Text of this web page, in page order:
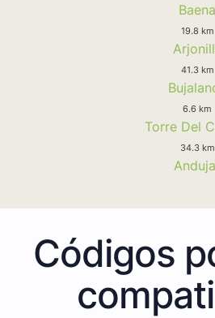
Baena
19.8 km
41.3 km
6.6 km
Torre Del
34.3 km
Códigos